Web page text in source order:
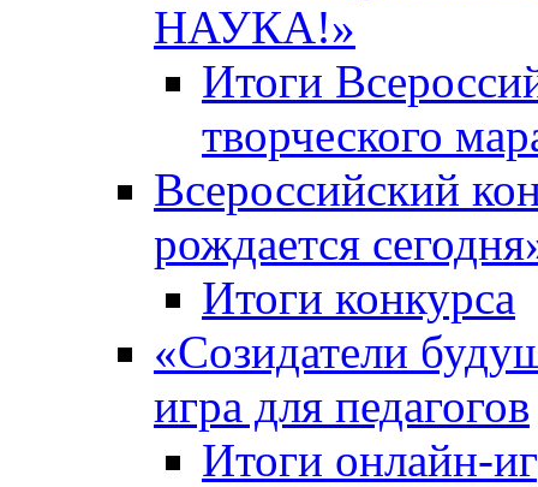
НАУКА!»
Итоги
творческого
Всероссийский
рождается
Итоги конкурса
«Cозидатели
игра для педагогов
Итоги онлайн-